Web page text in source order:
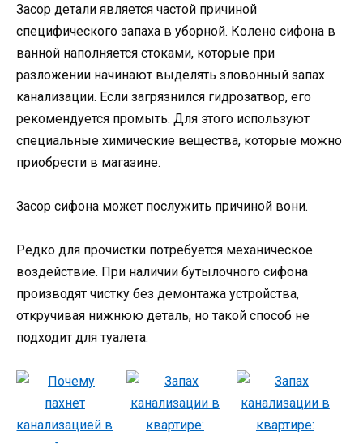
Засор детали является частой причиной
специфического запаха в уборной. Колено сифона в
ванной наполняется стоками, которые при
разложении начинают выделять зловонный запах
канализации. Если загрязнился гидрозатвор, его
рекомендуется промыть. Для этого используют
специальные химические вещества, которые можно
приобрести в магазине.
Засор сифона может послужить причиной вони.
Редко для прочистки потребуется механическое
воздействие. При наличии бутылочного сифона
производят чистку без демонтажа устройства,
откручивая нижнюю деталь, но такой способ не
подходит для туалета.